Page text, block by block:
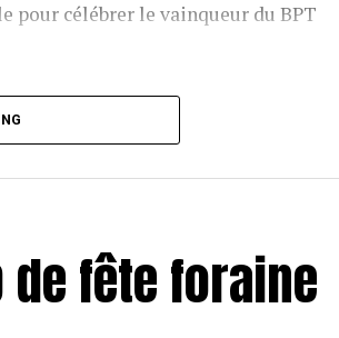
pour célébrer le vainqueur du BPT
en costaud !
de fête foraine